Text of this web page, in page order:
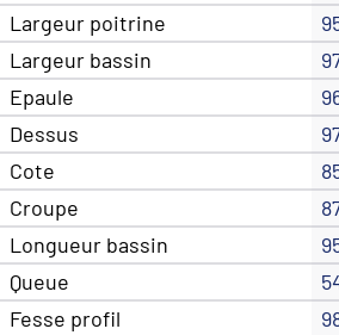
Largeur poitrine
Largeur bassin
Epaule
Dessus
Cote
Croupe
Longueur bassin
Queue
Fesse profil